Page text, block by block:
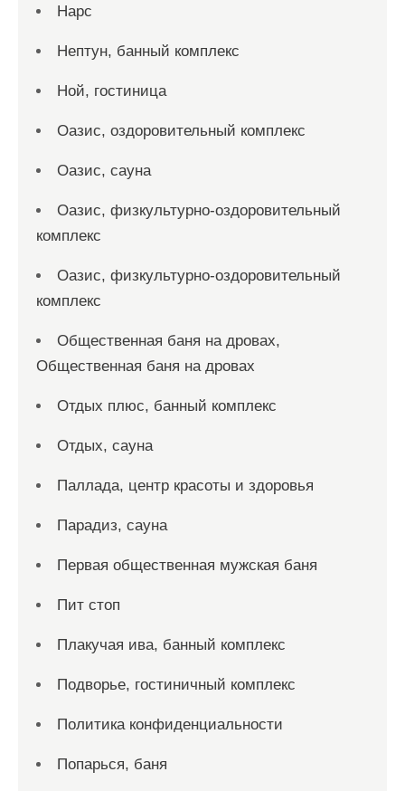
Нарс
Нептун, банный комплекс
Ной, гостиница
Оазис, оздоровительный комплекс
Оазис, сауна
Оазис, физкультурно-оздоровительный
комплекс
Оазис, физкультурно-оздоровительный
комплекс
Общественная баня на дровах,
Общественная баня на дровах
Отдых плюс, банный комплекс
Отдых, сауна
Паллада, центр красоты и здоровья
Парадиз, сауна
Первая общественная мужская баня
Пит стоп
Плакучая ива, банный комплекс
Подворье, гостиничный комплекс
Политика конфиденциальности
Попарься, баня